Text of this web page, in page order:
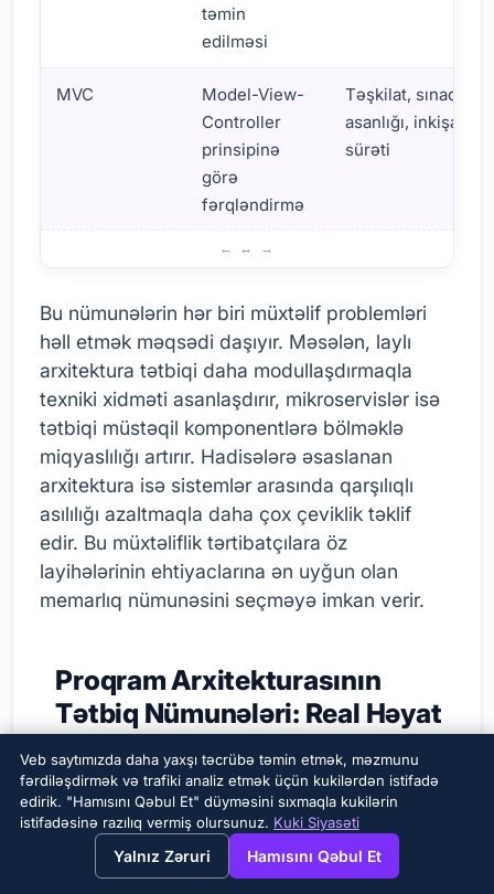
View this page in English?
təmin
edilməsi
MVC
Model-View-
Controller
prinsipinə
görə
fərqləndirmə
Təşkilat, sınaq
asanlığı, inkişaf
sürəti
Bu nümunələrin hər biri müxtəlif problemləri
həll etmək məqsədi daşıyır. Məsələn, laylı
arxitektura tətbiqi daha modullaşdırmaqla
texniki xidməti asanlaşdırır, mikroservislər isə
tətbiqi müstəqil komponentlərə bölməklə
miqyaslılığı artırır. Hadisələrə əsaslanan
arxitektura isə sistemlər arasında qarşılıqlı
asılılığı azaltmaqla daha çox çeviklik təklif
edir. Bu müxtəliflik tərtibatçılara öz
layihələrinin ehtiyaclarına ən uyğun olan
memarlıq nümunəsini seçməyə imkan verir.
Proqram Arxitekturasının
Tətbiq Nümunələri: Real Həyat
Nümunələri
Veb saytımızda daha yaxşı təcrübə təmin etmək, məzmunu
fərdiləşdirmək və trafiki analiz etmək üçün kukilərdən istifadə
edirik. "Hamısını Qəbul Et" düyməsini sıxmaqla kukilərin
istifadəsinə razılıq vermiş olursunuz. Kuki Siyasəti
Yalnız Zəruri Hamısını Qəbul Et